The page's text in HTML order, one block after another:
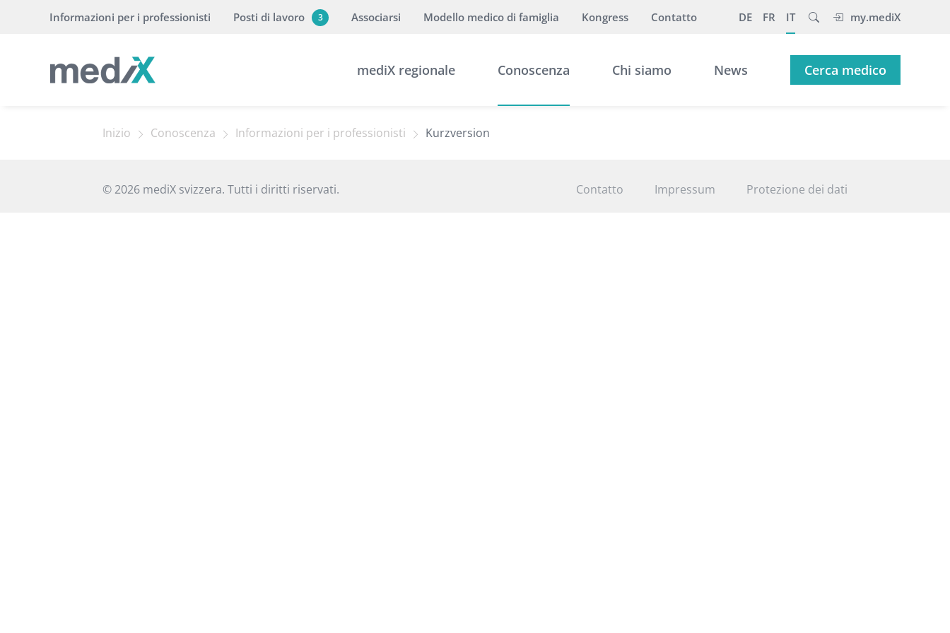
Informazioni per i professionisti Posti di lavoro 3 Associarsi Modello medico di famiglia Kongress Contatto DE FR IT my.mediX
mediX regionale Conoscenza Chi siamo News Cerca medico
Inizio Conoscenza Informazioni per i professionisti Kurzversion
© 2026 mediX svizzera. Tutti i diritti riservati. Contatto Impressum Protezione dei dati